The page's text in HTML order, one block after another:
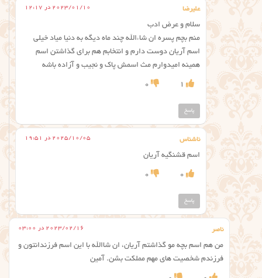
علیرضا 2023/01/10 در 12:17
سلام و عرض ادب
منم بچم پسره ان شاءالله چند ماه دیگه به دنیا میاد خیلی
اسم آریان دوست دارم و انتخابم هم برای گذاشتن اسم
همینه امیدوارم مث اسمش پاک و نجیب و آزاده باشه
1
0
پاسخ
ناشناس 2025/10/05 در 19:51
اسم قشنگیه آریان
0
0
پاسخ
ناصر 2023/02/16 در 03:00
من هم اسم بچه مو گذاشتم آریان، ان شاالله با این اسم فرزندانتون و
فرزندم شخصیت های مهم مملکت بشن. آمین